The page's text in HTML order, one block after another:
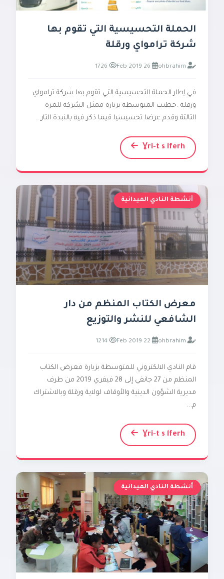
الحملة التحسيسية التي تقوم بها
شركة ترامواي ورقلة
ohbrahim
في إطار الحملة التحسيسية التي تقوم بها شركة ترامواي
ورقلة .حظيت المتوسطة بزيارة ممثل الشركة للمرة
الثالثة وقدم عرضا تحسيسيا قيما ذكر فيه بالنبدة التار...
Ɣri-t s lferh
أنشطة النادي الميدانية
معرض الكتاب المنظم من دار
الشافعي للنشر والتوزيع
ohbrahim
قام النادي الالكتروني للمتوسطة بزيارة معرض الكتاب
المنظم من 27 جانفي إلى 28 فيفري 2019 من طرف
مديرية الشؤون الدينية والأوقاف لولاية ورقلة وبالاشتراك
م...
Ɣri-t s lferh
أنشطة النادي الميدانية